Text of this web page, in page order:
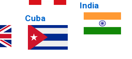
Cuba
India